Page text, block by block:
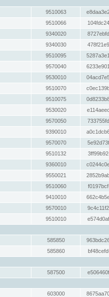
9510063
9510066
9340020
9340030
9510095
9570040
9530010
9510070
9510075
9530020
9570050
9390010
9570070
9510132
9360010
9550021
9510060
9410010
9570010
9510010
585850
585860
587500
603000